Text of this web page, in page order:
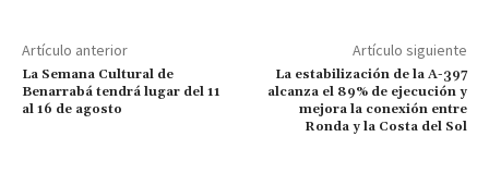
Artículo anterior
La Semana Cultural de
Benarrabá tendrá lugar del 11
al 16 de agosto
Artículo siguiente
La estabilización de la A-397
alcanza el 89% de ejecución y
mejora la conexión entre
Ronda y la Costa del Sol